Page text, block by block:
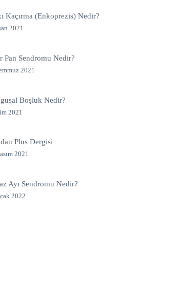
Kaçırma (Enkoprezis) Nedir?
2021
Pan Sendromu Nedir?
2021
Boşluk Nedir?
2021
Plus Dergisi
2021
Ayı Sendromu Nedir?
2022